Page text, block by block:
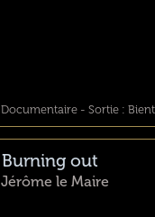
Documentaire - Sortie :
Burning out
Jérôme le Maire